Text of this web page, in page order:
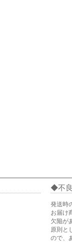
不
発送時
お届け
欠陥が
原則と
ので、